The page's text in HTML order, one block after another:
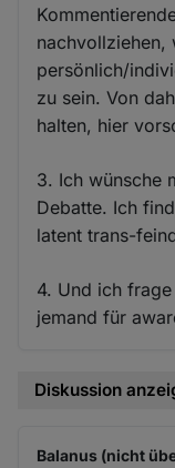
nachvollziehen,
persönlich/
zu sein. Von
halten, hier
3. Ich wünsche
Debatte. Ich
latent trans-
4. Und ich
jemand für
Diskussion
Balanus (nicht